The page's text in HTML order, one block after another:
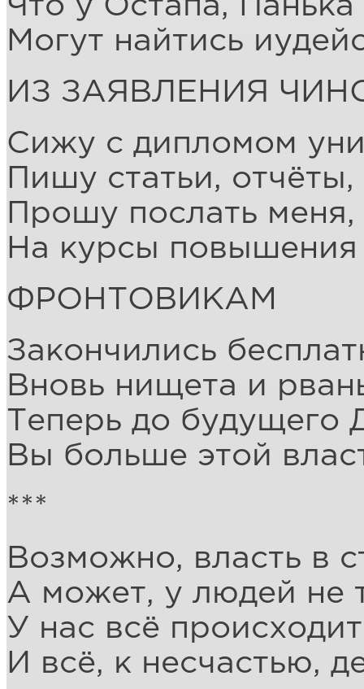
Что у Остапа, Панька
Могут найтись
ИЗ ЗАЯВЛЕНИЯ
Сижу с дипломом
Пишу статьи,
Прошу послать
На курсы повышения
ФРОНТОВИКАМ
Закончились
Вновь нищета и
Теперь до будущего
Вы больше этой
***
Возможно, власть в
А может, у людей не
У нас всё
И всё, к несчастью,